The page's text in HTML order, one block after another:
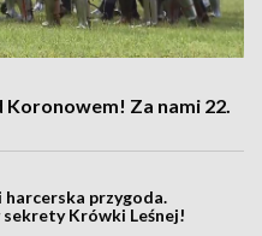
Za nami 22.
harcerska przygoda.
Krówki Leśnej!